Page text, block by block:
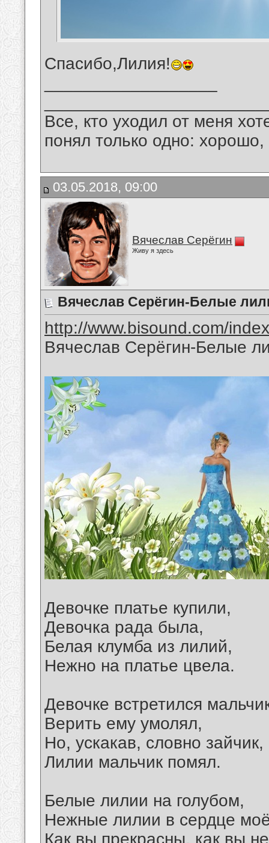
Спасибо,Лилия!
Все, кто уходил от меня
понял только одно:
03.05.2018, 09:00
Вячеслав Серёгин
Живу я здесь
Вячеслав Серёгин-Белые
http://www.bisound.com/
Вячеслав Серёгин-Белые
Девочке платье купили,
Девочка рада была,
Белая клумба из лилий,
Нежно на платье цвела.
Девочке встретился
Верить ему умолял,
Но, ускакав, словно зайчик,
Лилии мальчик помял.
Белые лилии на голубом,
Нежные лилии в сердце